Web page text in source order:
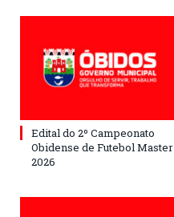
Edital do 2º Campeonato
Obidense de Futebol Master
2026